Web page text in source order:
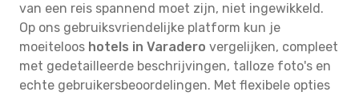
van een reis spannend moet zijn, niet ingewikkeld.
Op ons gebruiksvriendelijke platform kun je
moeiteloos hotels in Varadero vergelijken, compleet
met gedetailleerde beschrijvingen, talloze foto's en
echte gebruikersbeoordelingen. Met flexibele opties